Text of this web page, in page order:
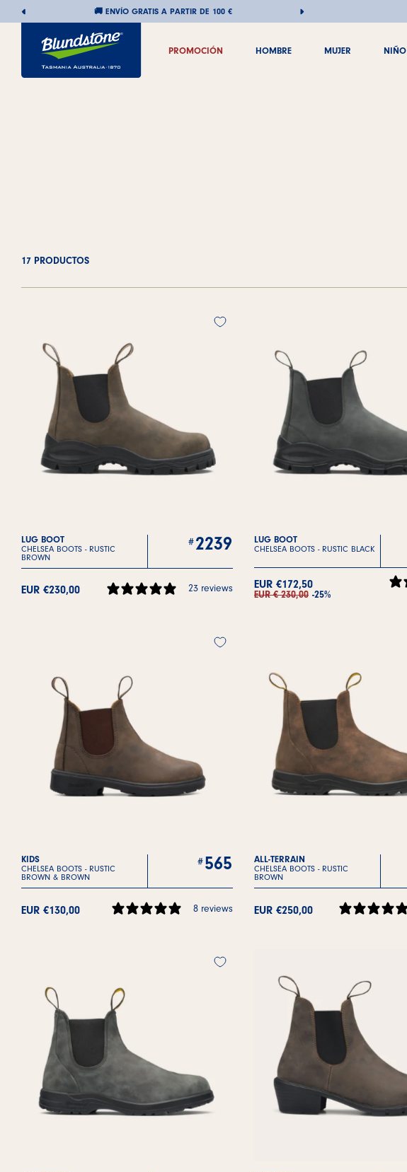
contenido
🚚 ENVÍO GRATIS A PARTIR DE 100 €
PROMOCIÓN HOMBRE MUJER NIÑO
17 PRODUCTOS
LUG BOOT
CHELSEA BOOTS - RUSTIC
BROWN
2239
EUR €230,00 23 reviews
LUG BOOT
CHELSEA BOOTS - RUSTIC BLACK
EUR €172,50
EUR € 230,00 -25%
KIDS
CHELSEA BOOTS - RUSTIC
BROWN & BROWN
565
EUR €130,00 8 reviews
ALL-TERRAIN
CHELSEA BOOTS - RUSTIC
BROWN
EUR €250,00